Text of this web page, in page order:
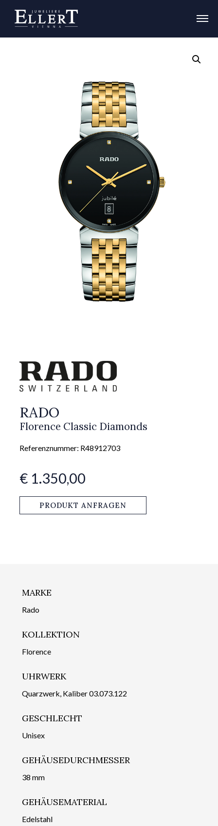
RADO
Florence Classic Diamonds
Referenznummer: R48912703
€ 1.350,00
PRODUKT ANFRAGEN
MARKE
Rado
KOLLEKTION
Florence
UHRWERK
Quarzwerk, Kaliber 03.073.122
GESCHLECHT
Unisex
GEHÄUSEDURCHMESSER
38 mm
GEHÄUSEMATERIAL
Edelstahl